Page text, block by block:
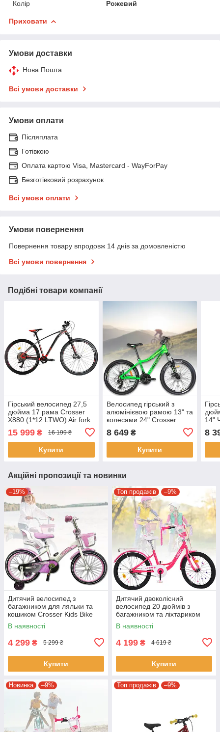
Колір Рожевий
Приховати
Умови доставки
Нова Пошта
Всі умови доставки
Умови оплати
Післяплата
Готівкою
Оплата картою Visa, Mastercard - WayForPay
Безготівковий розрахунок
Всі умови оплати
Умови повернення
Повернення товару впродовж 14 днів за домовленістю
Всі умови повернення
Подібні товари компанії
Гірський велосипед 27,5
дюйма 17 рама Crosser
X880 (1*12 LTWO) Air fork
15 999 ₴ 16 199 ₴
Купити
Велосипед гірський з
алюмінієвою рамою 13" та
колесами 24" Crosser
8 649₴
Купити
14"
8
Акційні пропозиції та новинки
–19%
Дитячий велосипед з
багажником для ляльки та
кошиком Crosser Kids Bike
20" Рожевий
В наявності
4 299 ₴ 5 299 ₴
Купити
Топ продажів –9%
Дитячий двоколісний
велосипед 20 дюймів з
багажником та ліхтариком
Profi PRINCESS MB 20042-1
Малиновий
В наявності
4 199 ₴ 4 619 ₴
Купити
Новинка –9% Топ продажів –9%